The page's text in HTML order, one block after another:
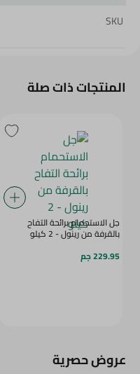
SKU
المنتجات ذات صلة
جل الاستحمام برائحة التفاح
بالقرفة من رينول - 2 كيلو
229.95 جم
عروض حصرية